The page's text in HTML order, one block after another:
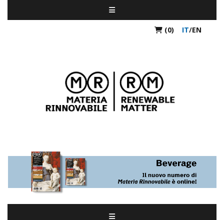
(0) IT/EN